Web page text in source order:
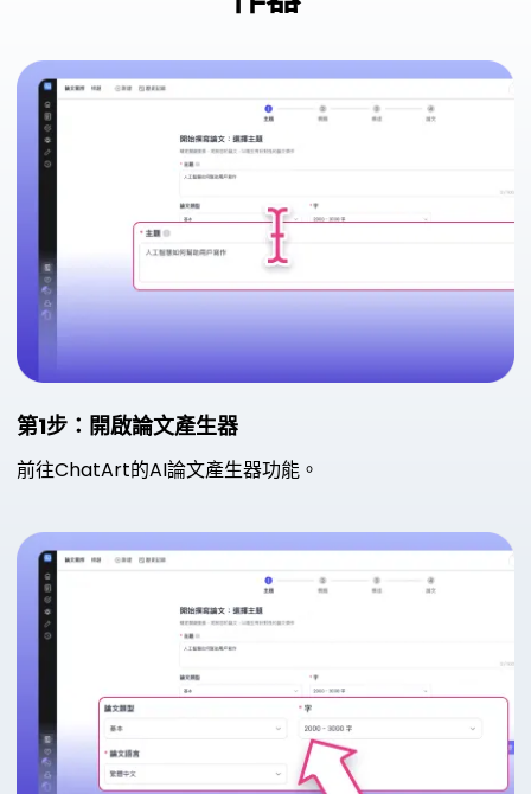
第1步：開啟論文產生器
前往ChatArt的AI論文產生器功能。